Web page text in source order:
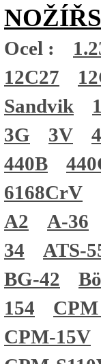
Ocel :
12C27
Sandvik
3G
3V
440B
6168CrV
A2
A-36
34
ATS-
BG-42
154
CPM-15V